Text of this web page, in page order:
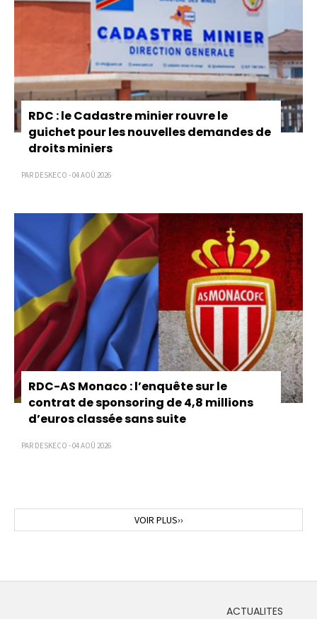
RDC : le Cadastre minier rouvre le
guichet pour les nouvelles demandes de
droits miniers
PAR DESKECO - 04 AOÛ 2026
RDC-AS Monaco : l’enquête sur le
contrat de sponsoring de 4,8 millions
d’euros classée sans suite
PAR DESKECO - 04 AOÛ 2026
Page
suivante
VOIR PLUS››
ACTUALITES